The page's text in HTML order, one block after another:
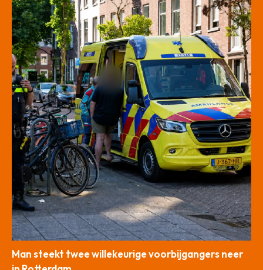
Man steekt twee willekeurige voorbijgangers neer